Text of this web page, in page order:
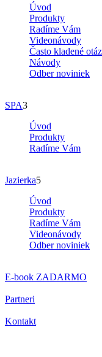
Úvod
Produkty
Radíme Vám
Videonávody
Často kladené
Návody
Odber noviniek
SPA3
Úvod
Produkty
Radíme Vám
Jazierka5
Úvod
Produkty
Radíme Vám
Videonávody
Odber noviniek
E-book ZADARMO
Partneri
Kontakt